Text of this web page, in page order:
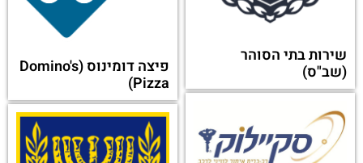
שירות בתי הסוהר
(שב"ס) פיצה דומינוס (Domino's
Pizza)